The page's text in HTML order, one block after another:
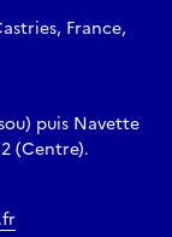
France,
puis Navette
(Centre).